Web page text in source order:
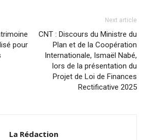
pour
Next article
CNT : Discours du Ministre du
Plan et de la Coopération
Internationale, Ismaël Nabé,
lors de la présentation du
Projet de Loi de Finances
Rectificative 2025
La Rédaction